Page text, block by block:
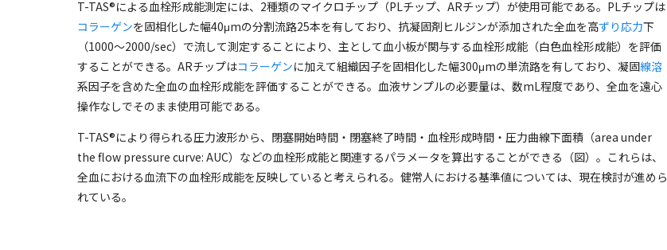
T-TAS®による血栓形成能測定には、 2種類のマイクロチップ（PLチップ、 ARチップ）が使用可能である。 PLチップは
コラーゲンを固相化した幅40μmの分割流路25本を有しており、抗凝固剤ヒルジンが添加された全血を高ずり応力下
（1000～2000/sec）で流して測定することにより、主として血小板が関与する血栓形成能（白色血栓形成能）を評価
することができる。 ARチップはコラーゲンに加えて組織因子を固相化した幅300μmの単流路を有しており、凝固線溶
系因子を含めた全血の血栓形成能を評価することができる。血液サンプルの必要量は、数mL程度であり、全血を遠心
操作なしでそのまま使用可能である。
T-TAS®により得られる圧力波形から、閉塞開始時間・閉塞終了時間・血栓形成時間・圧力曲線下面積（area under
the flow pressure curve: AUC）などの血栓形成能と関連するパラメータを算出することができる（図）。これらは、
全血における血流下の血栓形成能を反映していると考えられる。健常人における基準値については、現在検討が進めら
れている。